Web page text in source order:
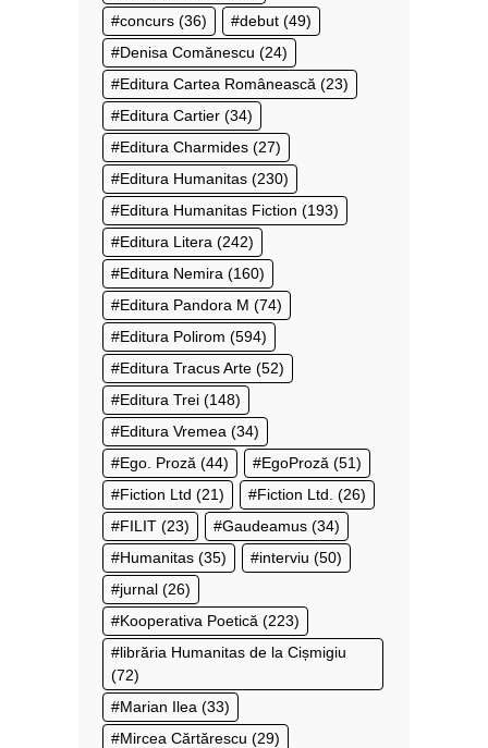
concurs (36) debut (49)
Denisa Comănescu (24)
Editura Cartea Românească (23)
Editura Cartier (34)
Editura Charmides (27)
Editura Humanitas (230)
Editura Humanitas Fiction (193)
Editura Litera (242)
Editura Nemira (160)
Editura Pandora M (74)
Editura Polirom (594)
Editura Tracus Arte (52)
Editura Trei (148)
Editura Vremea (34)
Ego. Proză (44) EgoProză (51)
Fiction Ltd (21) Fiction Ltd. (26)
FILIT (23) Gaudeamus (34)
Humanitas (35) interviu (50)
jurnal (26)
Kooperativa Poetică (223)
librăria Humanitas de la Cișmigiu
(72)
Marian Ilea (33)
Mircea Cărtărescu (29)